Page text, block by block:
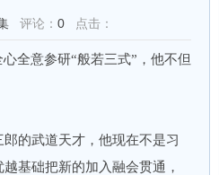
评论： 0 点击：
全意参研“般若三式”，他不但
的武道天才，他现在不是习
基础把新的加入融会贯通，